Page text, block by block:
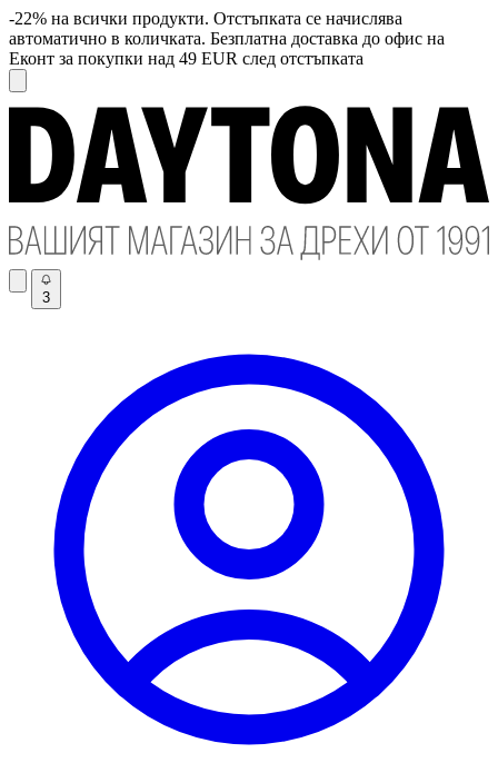
-22% на всички продукти. Отстъпката се начислява
автоматично в количката. Безплатна доставка до офис на
Еконт за покупки над 49 EUR след отстъпката
3